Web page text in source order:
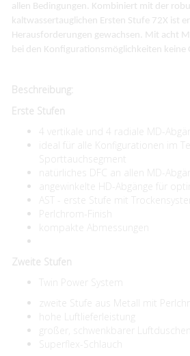
allen Bedingungen. Kombiniert mit der
kaltwassertauglichen Ersten Stufe 72X ist
Herausforderungen gewachsen. Mit acht
bei den Konfigurationsmöglichkeiten keine
Beschreibung:
Erste Stufen
4 vertikale und 4 radiale MD-
ideal für alle Konfigurationen im
Sporttauchsegment
natürliches DFC an allen MD-
angewinkelte HD-Abgänge für
AST - erste Stufe mit
Perlchrom-Finish
kompakte Abmessungen
Zweite Stufen
Twin Power System
zweite Stufe aus Metall mit
hohe Luftlieferleistung
großer, schwenkbarer
Superflex-Schlauch